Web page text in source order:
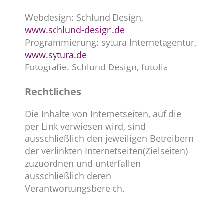
Webdesign: Schlund Design,
www.schlund-design.de
Programmierung: sytura Internetagentur,
www.sytura.de
Fotografie: Schlund Design, fotolia
Rechtliches
Die Inhalte von Internetseiten, auf die
per Link verwiesen wird, sind
ausschließlich den jeweiligen Betreibern
der verlinkten Internetseiten(Zielseiten)
zuzuordnen und unterfallen
ausschließlich deren
Verantwortungsbereich.